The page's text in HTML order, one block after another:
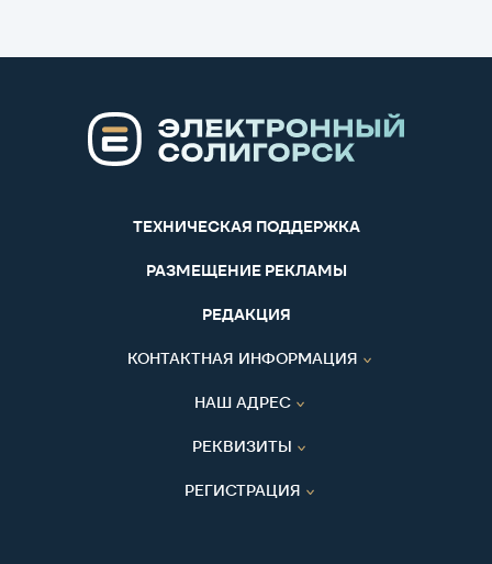
ТЕХНИЧЕСКАЯ ПОДДЕРЖКА
РАЗМЕЩЕНИЕ РЕКЛАМЫ
РЕДАКЦИЯ
КОНТАКТНАЯ ИНФОРМАЦИЯ
НАШ АДРЕС
РЕКВИЗИТЫ
РЕГИСТРАЦИЯ